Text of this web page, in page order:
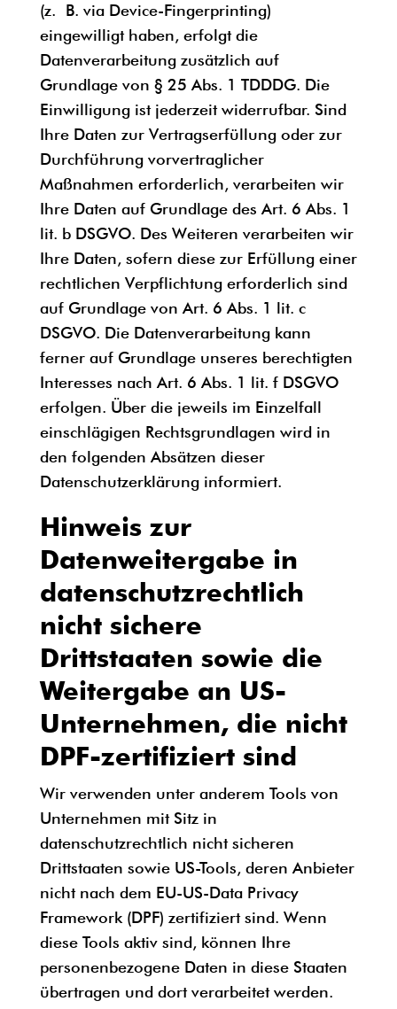
(z. B. via Device-Fingerprinting)
eingewilligt haben, erfolgt die
Datenverarbeitung zusätzlich auf
Grundlage von § 25 Abs. 1 TDDDG. Die
Einwilligung ist jederzeit widerrufbar. Sind
Ihre Daten zur Vertragserfüllung oder zur
Durchführung vorvertraglicher
Maßnahmen erforderlich, verarbeiten wir
Ihre Daten auf Grundlage des Art. 6 Abs. 1
lit. b DSGVO. Des Weiteren verarbeiten wir
Ihre Daten, sofern diese zur Erfüllung einer
rechtlichen Verpflichtung erforderlich sind
auf Grundlage von Art. 6 Abs. 1 lit. c
DSGVO. Die Datenverarbeitung kann
ferner auf Grundlage unseres berechtigten
Interesses nach Art. 6 Abs. 1 lit. f DSGVO
erfolgen. Über die jeweils im Einzelfall
einschlägigen Rechtsgrundlagen wird in
den folgenden Absätzen dieser
Datenschutzerklärung informiert.
Hinweis zur
Datenweitergabe in
datenschutzrechtlich
nicht sichere
Drittstaaten sowie die
Weitergabe an US-
Unternehmen, die nicht
DPF-zertifiziert sind
Wir verwenden unter anderem Tools von
Unternehmen mit Sitz in
datenschutzrechtlich nicht sicheren
Drittstaaten sowie US-Tools, deren Anbieter
nicht nach dem EU-US-Data Privacy
Framework (DPF) zertifiziert sind. Wenn
diese Tools aktiv sind, können Ihre
personenbezogene Daten in diese Staaten
übertragen und dort verarbeitet werden.